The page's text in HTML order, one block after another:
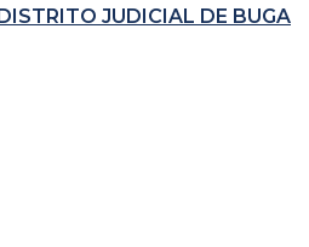
JUDICIAL DE BUGA